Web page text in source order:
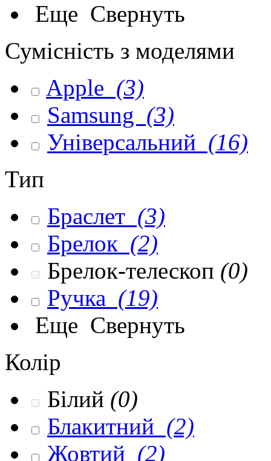
Еще Свернуть
Сумісність з моделями
Apple (3)
Samsung (3)
Універсальний (16)
Тип
Браслет (3)
Брелок (2)
Брелок-телескоп (0)
Ручка (19)
Еще Свернуть
Колір
Білий (0)
Блакитний (2)
Жовтий (2)